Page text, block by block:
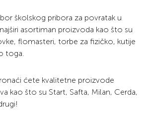
školskog pribora za povratak u
asortiman proizvoda kao što su
flomasteri, torbe za fizičko, kutije
toga.
ćete kvalitetne proizvode
kao što su Start, Safta, Milan, Cerda,